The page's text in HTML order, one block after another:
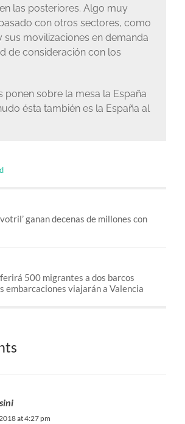
las posteriores. Algo muy
con otros sectores, como
sus movilizaciones en demanda
de consideración con los
ponen sobre la mesa la España
ésta también es la España al
ganan decenas de millones con
500 migrantes a dos barcos
embarcaciones viajarán a Valencia
at 4:27 pm